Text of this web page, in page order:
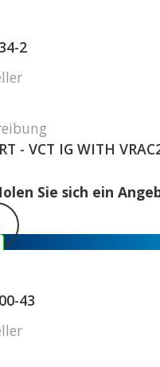
2
- VCT IG WITH
Sie sich ein
43